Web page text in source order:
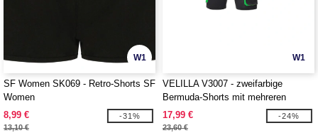
W1
SF Women SK069 - Retro-Shorts SF
Women
8,99 €
13,10 €
-31%
W1
VELILLA V3007 - zweifarbige
Bermuda-Shorts mit mehreren
Taschen
17,99 €
23,60 €
-24%